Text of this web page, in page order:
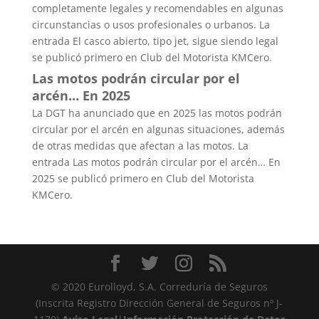
completamente legales y recomendables en algunas
circunstancias o usos profesionales o urbanos. La
entrada El casco abierto, tipo jet, sigue siendo legal
se publicó primero en Club del Motorista KMCero.
Las motos podrán circular por el
arcén… En 2025
La DGT ha anunciado que en 2025 las motos podrán
circular por el arcén en algunas situaciones, además
de otras medidas que afectan a las motos. La
entrada Las motos podrán circular por el arcén… En
2025 se publicó primero en Club del Motorista
KMCero.
© 2020 Eurolloyd, S.A. Correduría de Seguros
(Inscrita Registro Dirección General de Seguros nº J-